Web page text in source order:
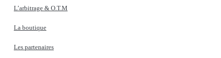
L’arbitrage & O.T.M
La boutique
Les partenaires